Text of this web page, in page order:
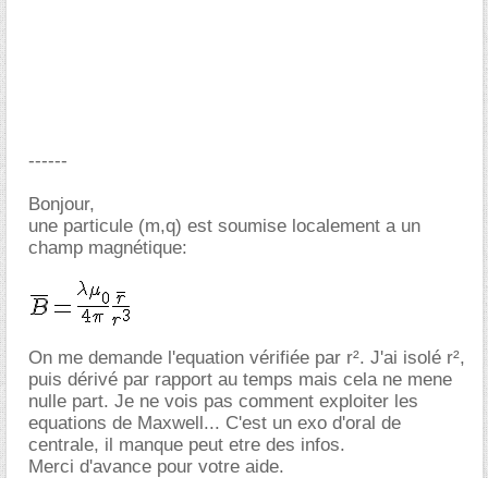
------
Bonjour,
une particule (m,q) est soumise localement a un
champ magnétique:
On me demande l'equation vérifiée par r². J'ai isolé r²,
puis dérivé par rapport au temps mais cela ne mene
nulle part. Je ne vois pas comment exploiter les
equations de Maxwell... C'est un exo d'oral de
centrale, il manque peut etre des infos.
Merci d'avance pour votre aide.